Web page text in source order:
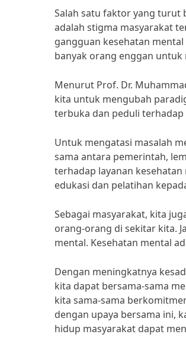
Salah satu faktor yang turut
adalah stigma masyarakat
gangguan kesehatan
banyak orang enggan
Menurut Prof. Dr.
kita untuk mengubah
terbuka dan peduli
Untuk mengatasi masalah
sama antara pemerintah,
terhadap layanan
edukasi dan pelatihan
Sebagai masyarakat, kita
orang-orang di sekitar kita.
mental. Kesehatan mental
Dengan meningkatnya
kita dapat bersama-sama
kita sama-sama
dengan upaya bersama ini,
hidup masyarakat dapat